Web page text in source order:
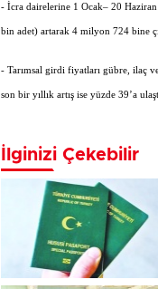
- İcra dairelerine 1 Ocak– 20 Haziran
bin adet) artarak 4 milyon 724 bine
- Tarımsal girdi fiyatları gübre, ilaç
son bir yıllık artış ise yüzde 39’a
İlginizi Çekebilir